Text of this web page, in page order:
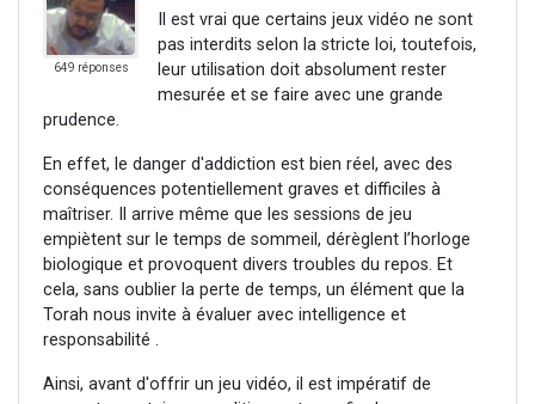
649 réponses
Il est vrai que certains jeux vidéo ne sont
pas interdits selon la stricte loi, toutefois,
leur utilisation doit absolument rester
mesurée et se faire avec une grande
prudence.
En effet, le danger d'addiction est bien réel, avec des
conséquences potentiellement graves et difficiles à
maîtriser. Il arrive même que les sessions de jeu
empiètent sur le temps de sommeil, dérèglent l’horloge
biologique et provoquent divers troubles du repos. Et
cela, sans oublier la perte de temps, un élément que la
Torah nous invite à évaluer avec intelligence et
responsabilité .
Ainsi, avant d'offrir un jeu vidéo, il est impératif de